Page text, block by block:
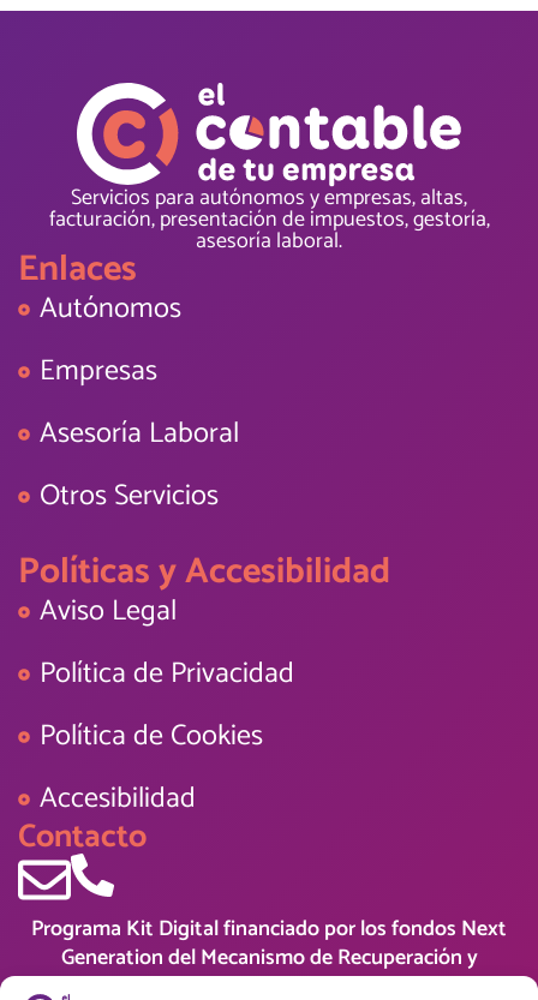
Servicios para autónomos y empresas, altas,
facturación, presentación de impuestos, gestoría,
asesoría laboral.
Enlaces
Autónomos
Empresas
Asesoría Laboral
Otros Servicios
Políticas y Accesibilidad
Aviso Legal
Política de Privacidad
Política de Cookies
Accesibilidad
Contacto
Programa Kit Digital financiado por los fondos Next
Generation del Mecanismo de Recuperación y
Resiliencia